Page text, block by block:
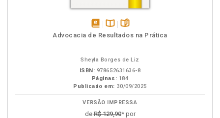
disponívelDisponível
páginas
Advocacia de Resultados na Prática
Sheyla Borges de Liz
ISBN: 978652631636-8
Páginas: 184
Publicado em: 30/09/2025
VERSÃO IMPRESSA
deR$ 129,90* por